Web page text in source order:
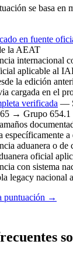
se basa en
en fuente
la AEAT
internacional
aplicable al
la edición
cargada en el
verificada —
→ Grupo 654.1
específicamente a
aduanera o
oficial
con sistema
legacy nacional
puntuación →